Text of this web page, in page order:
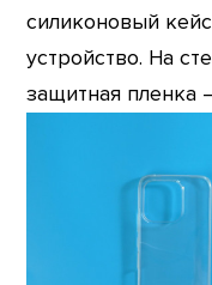
силиконовый
устройство. На
защитная пленка